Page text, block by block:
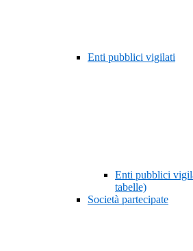
Enti pubblici vigilati
Enti pubblici
tabelle)
Società partecipate